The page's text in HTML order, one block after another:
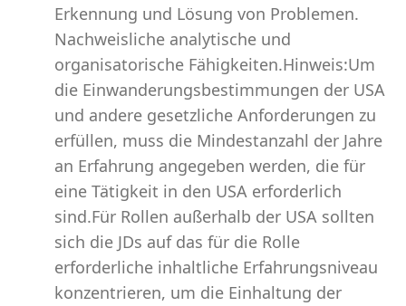
Erkennung und Lösung von Problemen.
Nachweisliche analytische und
organisatorische Fähigkeiten.Hinweis:Um
die Einwanderungsbestimmungen der USA
und andere gesetzliche Anforderungen zu
erfüllen, muss die Mindestanzahl der Jahre
an Erfahrung angegeben werden, die für
eine Tätigkeit in den USA erforderlich
sind.Für Rollen außerhalb der USA sollten
sich die JDs auf das für die Rolle
erforderliche inhaltliche Erfahrungsniveau
konzentrieren, um die Einhaltung der